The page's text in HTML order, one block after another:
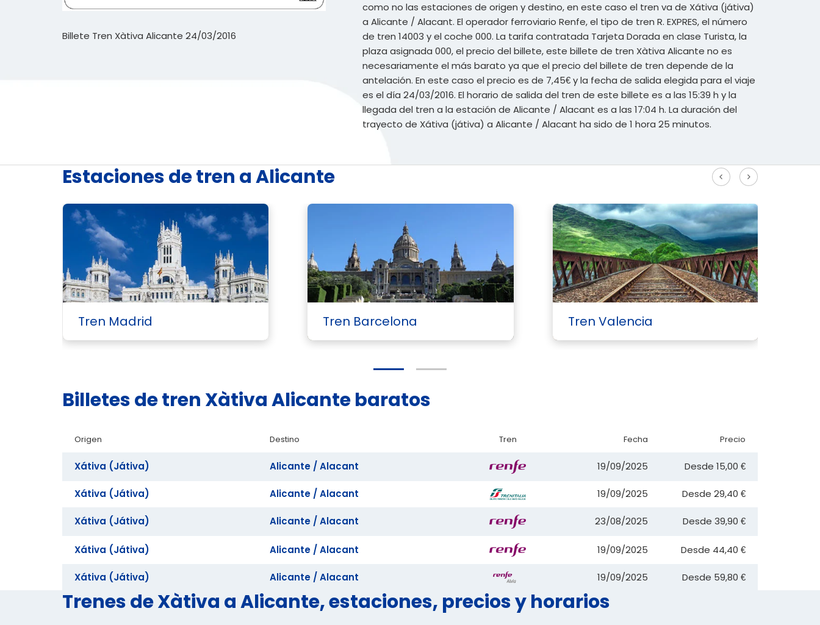
Billete Tren Xàtiva Alicante 24/03/2016
como no las estaciones de origen y destino, en este caso el tren va de Xátiva (játiva)
a Alicante / Alacant. El operador ferroviario Renfe, el tipo de tren R. EXPRES, el número
de tren 14003 y el coche 000. La tarifa contratada Tarjeta Dorada en clase Turista, la
plaza asignada 000, el precio del billete, este billete de tren Xàtiva Alicante no es
necesariamente el más barato ya que el precio del billete de tren depende de la
antelación. En este caso el precio es de 7,45€ y la fecha de salida elegida para el viaje
es el día 24/03/2016. El horario de salida del tren de este billete es a las 15:39 h y la
llegada del tren a la estación de Alicante / Alacant es a las 17:04 h. La duración del
trayecto de Xátiva (játiva) a Alicante / Alacant ha sido de 1 hora 25 minutos.
Estaciones de tren a Alicante
Tren Madrid Tren Barcelona Tren Valencia
Billetes de tren Xàtiva Alicante baratos
Origen Destino Tren Fecha Precio
Xátiva (Játiva) Alicante / Alacant 19/09/2025 Desde 15,00 €
Xátiva (Játiva) Alicante / Alacant 19/09/2025 Desde 29,40 €
Xátiva (Játiva) Alicante / Alacant 23/08/2025 Desde 39,90 €
Xátiva (Játiva) Alicante / Alacant 19/09/2025 Desde 44,40 €
Xátiva (Játiva) Alicante / Alacant 19/09/2025 Desde 59,80 €
Trenes de Xàtiva a Alicante, estaciones, precios y horarios